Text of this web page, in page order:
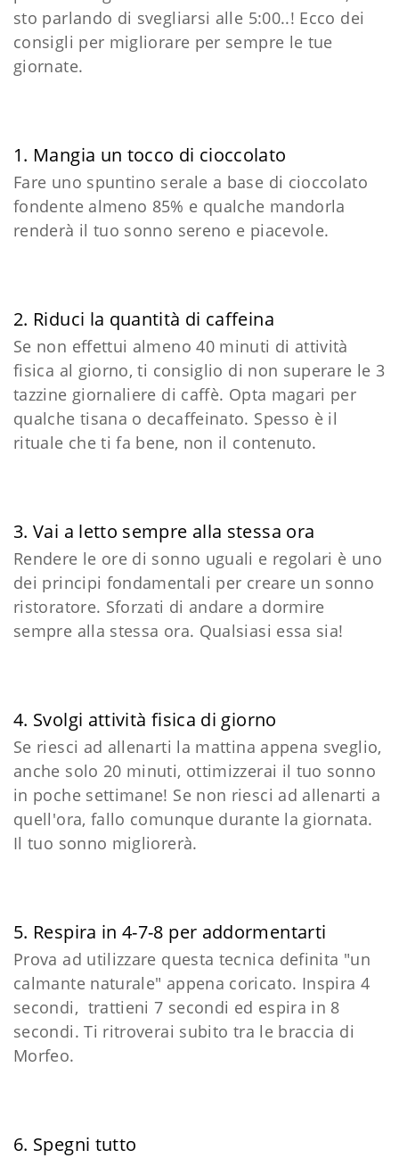
sto parlando di svegliarsi alle 5:00..! Ecco dei
consigli per migliorare per sempre le tue
giornate.
1. Mangia un tocco di cioccolato
Fare uno spuntino serale a base di cioccolato
fondente almeno 85% e qualche mandorla
renderà il tuo sonno sereno e piacevole.
2. Riduci la quantità di caffeina
Se non effettui almeno 40 minuti di attività
fisica al giorno, ti consiglio di non superare le 3
tazzine giornaliere di caffè. Opta magari per
qualche tisana o decaffeinato. Spesso è il
rituale che ti fa bene, non il contenuto.
3. Vai a letto sempre alla stessa ora
Rendere le ore di sonno uguali e regolari è uno
dei principi fondamentali per creare un sonno
ristoratore. Sforzati di andare a dormire
sempre alla stessa ora. Qualsiasi essa sia!
4. Svolgi attività fisica di giorno
Se riesci ad allenarti la mattina appena sveglio,
anche solo 20 minuti, ottimizzerai il tuo sonno
in poche settimane! Se non riesci ad allenarti a
quell'ora, fallo comunque durante la giornata.
Il tuo sonno migliorerà.
5. Respira in 4-7-8 per addormentarti
Prova ad utilizzare questa tecnica definita "un
calmante naturale" appena coricato. Inspira 4
secondi, trattieni 7 secondi ed espira in 8
secondi. Ti ritroverai subito tra le braccia di
Morfeo.
6. Spegni tutto